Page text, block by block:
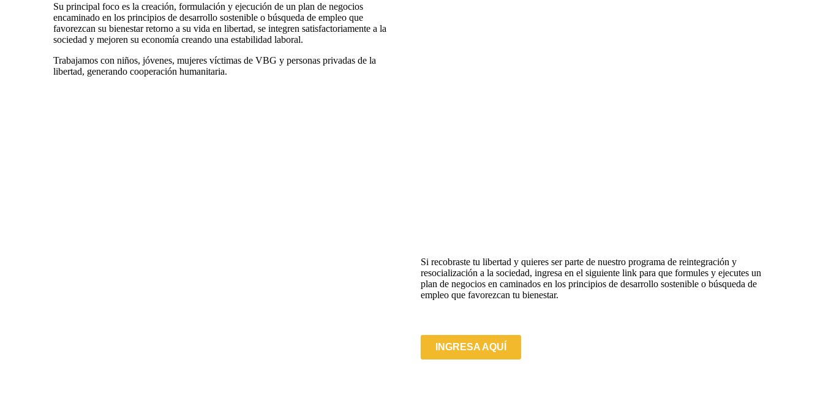
Su principal foco es la creación, formulación y ejecución de un plan de negocios
encaminado en los principios de desarrollo sostenible o búsqueda de empleo que
favorezcan su bienestar retorno a su vida en libertad, se integren satisfactoriamente a la
sociedad y mejoren su economía creando una estabilidad laboral.
Trabajamos con niños, jóvenes, mujeres víctimas de VBG y personas privadas de la
libertad, generando cooperación humanitaria.
Si recobraste tu libertad y quieres ser parte de nuestro programa de reintegración y
resocialización a la sociedad, ingresa en el siguiente link para que formules y ejecutes un
plan de negocios en caminados en los principios de desarrollo sostenible o búsqueda de
empleo que favorezcan tu bienestar.
INGRESA AQUÍ